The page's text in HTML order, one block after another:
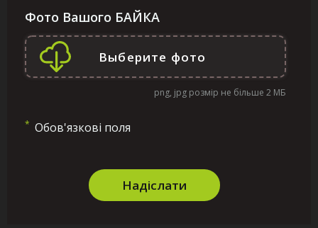
Фото Вашого БАЙКА
png, jpg розмір не більше 2 МБ
* Обов'язкові поля
Надіслати